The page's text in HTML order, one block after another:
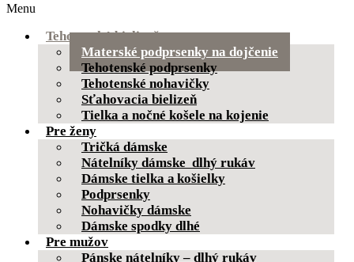
Menu
Tehotenská bielizeň
Materské podprsenky na dojčenie
Tehotenské podprsenky
Tehotenské nohavičky
Sťahovacia bielizeň
Tielka a nočné košele na kojenie
Pre ženy
Tričká dámske
Nátelníky dámske dlhý rukáv
Dámske tielka a košielky
Podprsenky
Nohavičky dámske
Dámske spodky dlhé
Pre mužov
Pánske nátelníky – dlhý rukáv